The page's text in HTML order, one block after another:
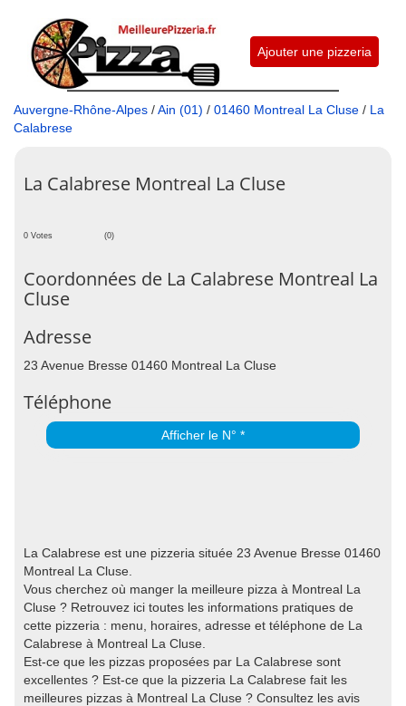
Ajouter une pizzeria
Auvergne-Rhône-Alpes /Ain (01) / 01460 Montreal La Cluse / La
Calabrese
La Calabrese Montreal La Cluse
0 Votes (0)
Coordonnées de La Calabrese Montreal La
Cluse
Adresse
23 Avenue Bresse 01460 Montreal La Cluse
Téléphone
Afficher le N° *
La Calabrese est une pizzeria située 23 Avenue Bresse 01460
Montreal La Cluse.
Vous cherchez où manger la meilleure pizza à Montreal La
Cluse ? Retrouvez ici toutes les informations pratiques de
cette pizzeria : menu, horaires, adresse et téléphone de La
Calabrese à Montreal La Cluse.
Est-ce que les pizzas proposées par La Calabrese sont
excellentes ? Est-ce que la pizzeria La Calabrese fait les
meilleures pizzas à Montreal La Cluse ? Consultez les avis